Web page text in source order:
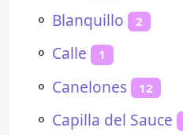
⚬ Blanquillo 2
⚬ Calle 1
⚬ Canelones 12
⚬ Capilla del Sauce